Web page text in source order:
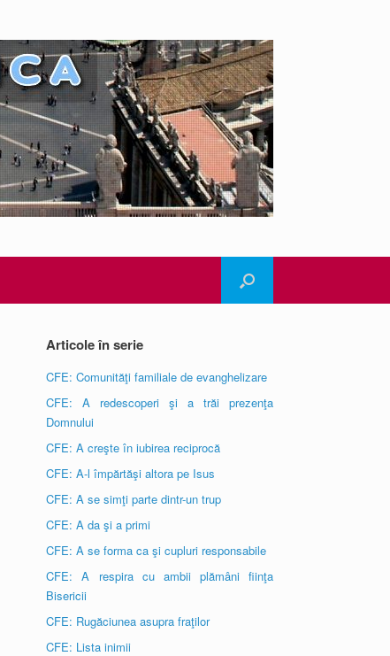
Articole în serie
CFE: Comunităţi familiale de evanghelizare
CFE: A redescoperi şi a trăi prezenţa
Domnului
CFE: A creşte în iubirea reciprocă
CFE: A-l împărtăşi altora pe Isus
CFE: A se simţi parte dintr-un trup
CFE: A da şi a primi
CFE: A se forma ca şi cupluri responsabile
CFE: A respira cu ambii plămâni fiinţa
Bisericii
CFE: Rugăciunea asupra fraţilor
CFE: Lista inimii